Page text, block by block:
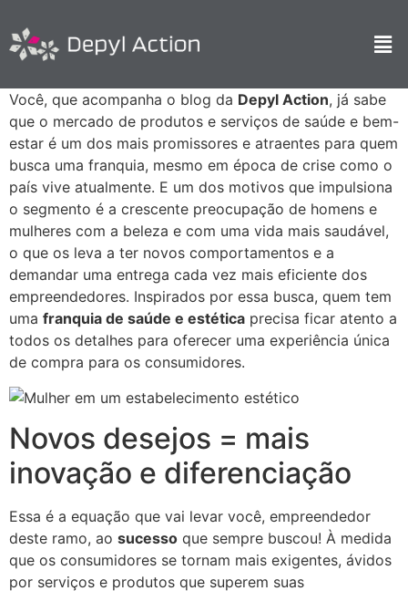
Você, que acompanha o blog da Depyl Action, já sabe
que o mercado de produtos e serviços de saúde e bem-
estar é um dos mais promissores e atraentes para quem
busca uma franquia, mesmo em época de crise como o
país vive atualmente. E um dos motivos que impulsiona
o segmento é a crescente preocupação de homens e
mulheres com a beleza e com uma vida mais saudável,
o que os leva a ter novos comportamentos e a
demandar uma entrega cada vez mais eficiente dos
empreendedores. Inspirados por essa busca, quem tem
uma franquia de saúde e estética precisa ficar atento a
todos os detalhes para oferecer uma experiência única
de compra para os consumidores.
Novos desejos = mais
inovação e diferenciação
Essa é a equação que vai levar você, empreendedor
deste ramo, ao sucesso que sempre buscou! À medida
que os consumidores se tornam mais exigentes, ávidos
por serviços e produtos que superem suas